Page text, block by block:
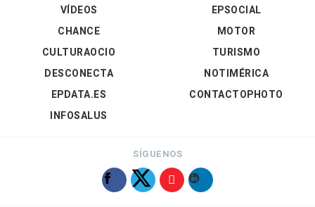
VÍDEOS
EPSOCIAL
CHANCE
CULTURAOCIO
DESCONECTA
EPDATA.ES
INFOSALUS
MOTOR
TURISMO
NOTIMÉRICA
CONTACTOPHOTO
SÍGUENOS